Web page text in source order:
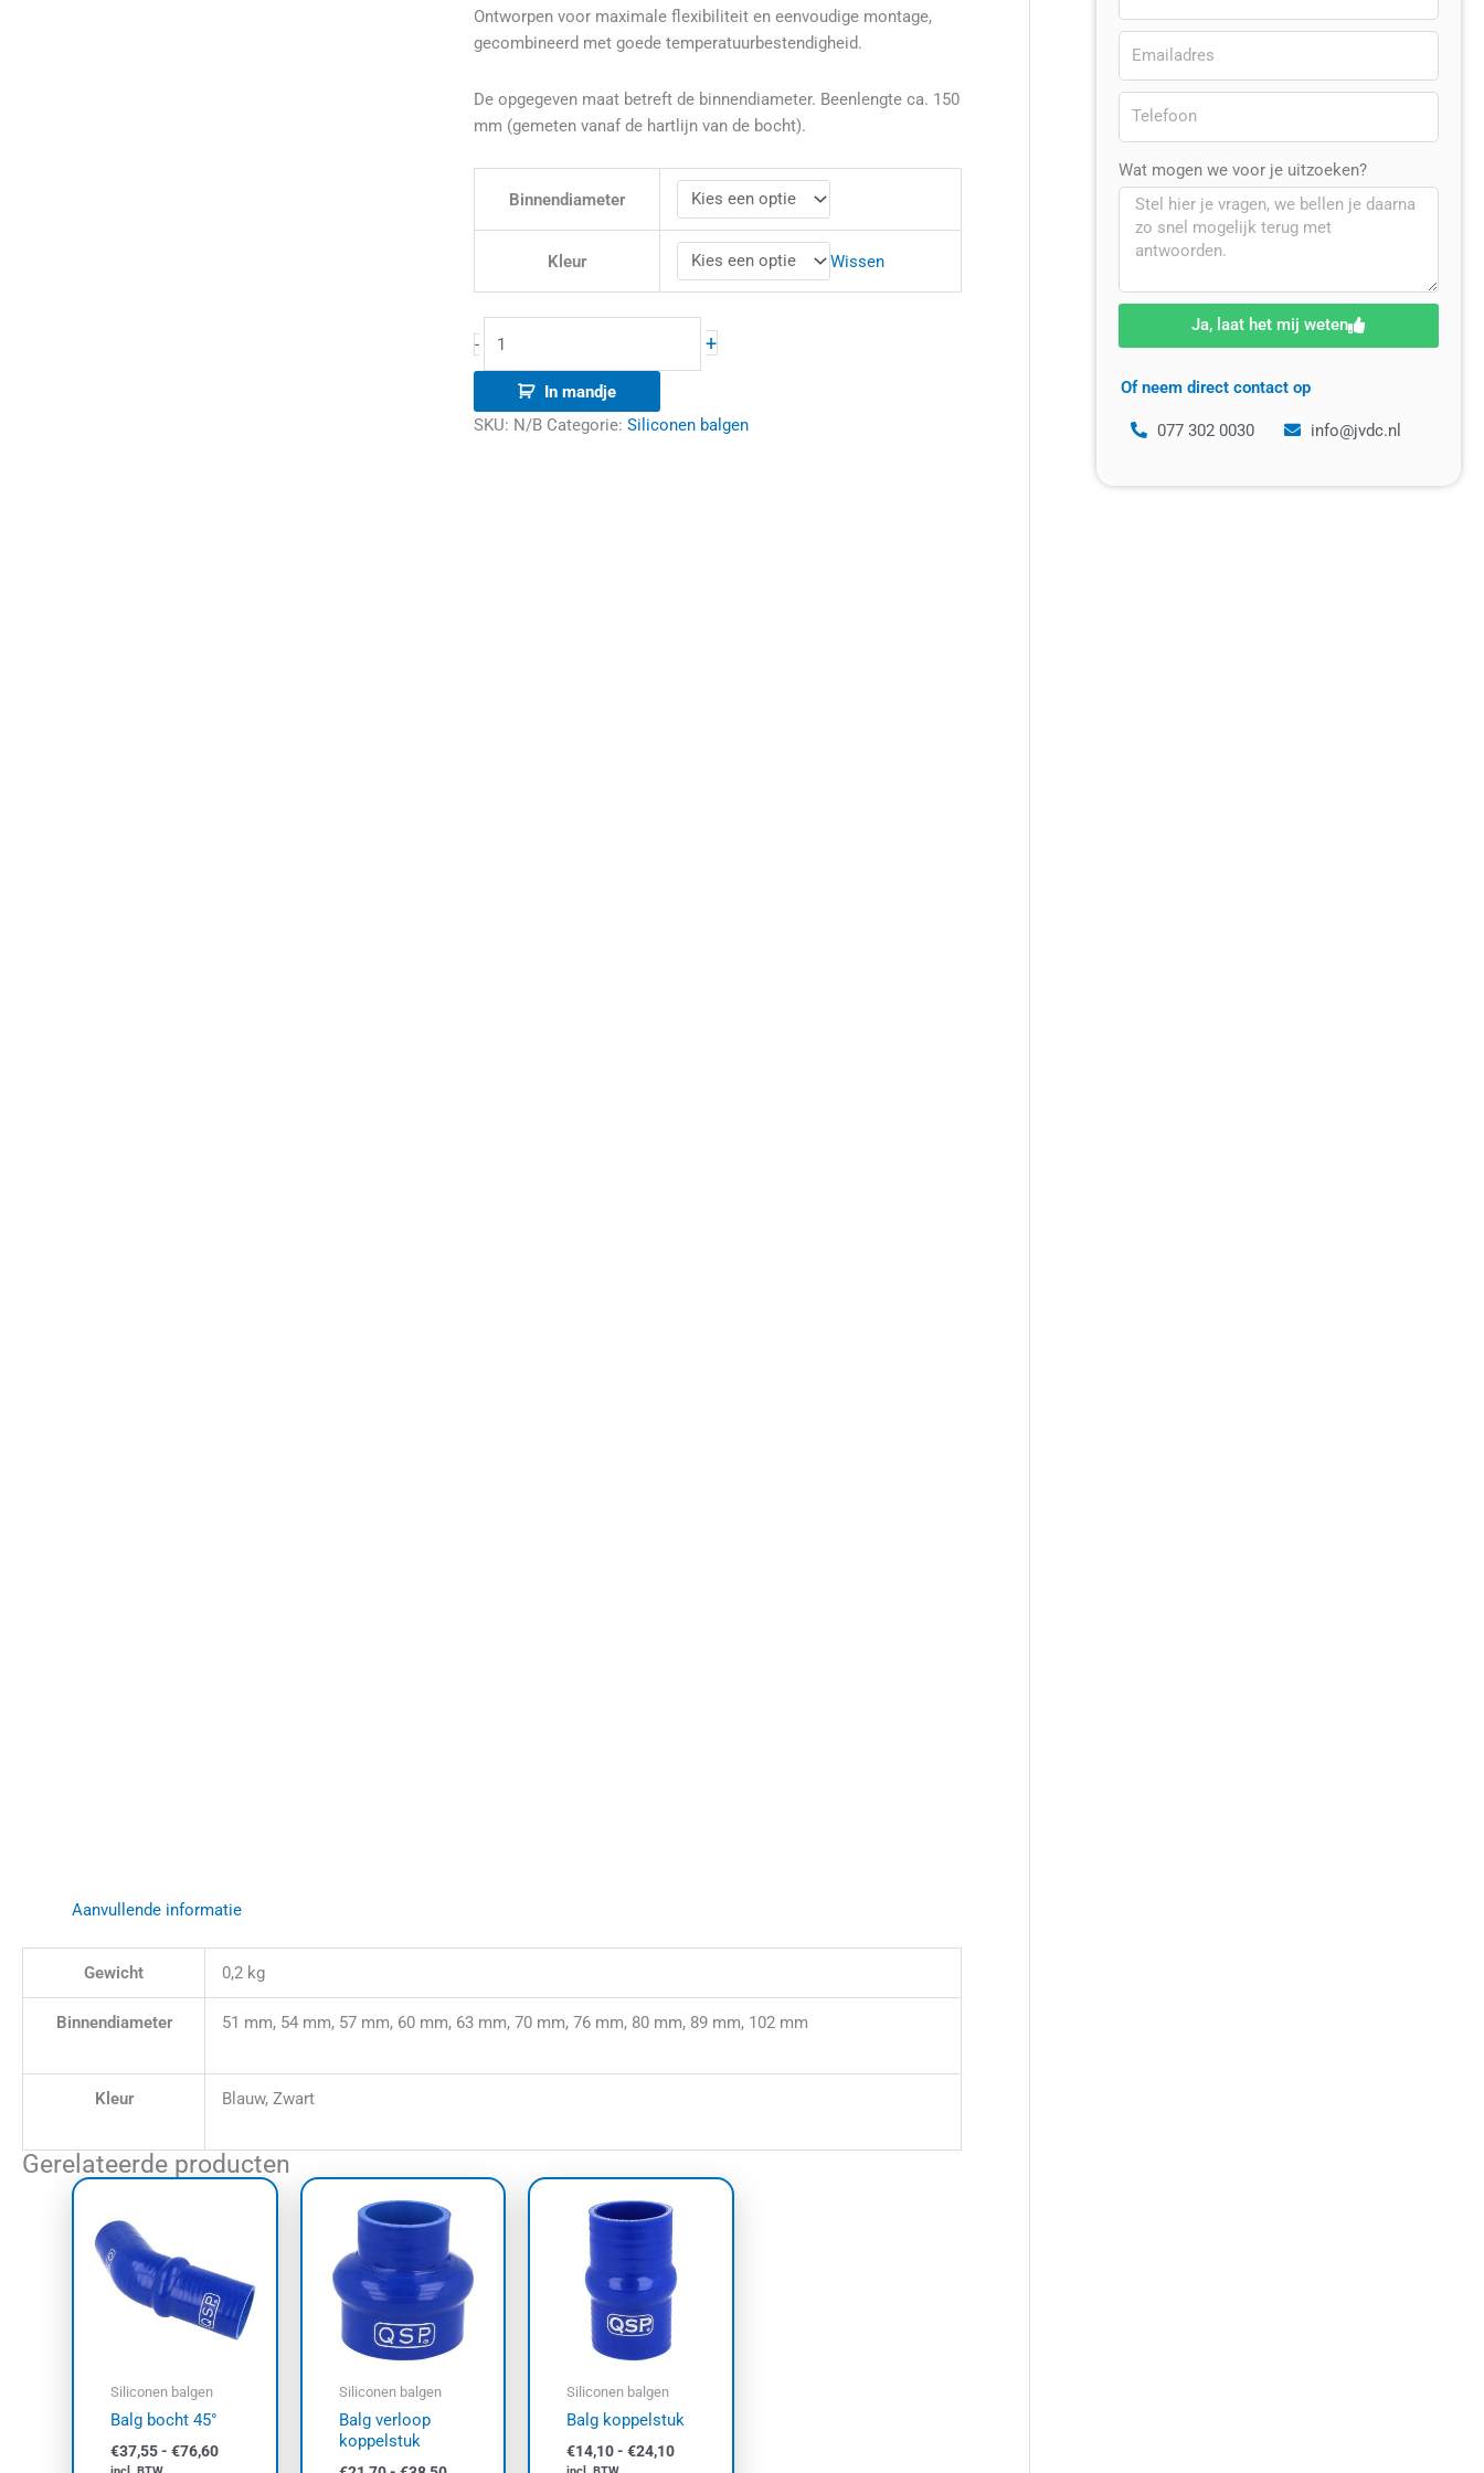
Ontworpen voor maximale flexibiliteit en eenvoudige montage,
gecombineerd met goede temperatuurbestendigheid.
De opgegeven maat betreft de binnendiameter. Beenlengte ca. 150
mm (gemeten vanaf de hartlijn van de bocht).
Binnendiameter
Kleur Wissen
- +
In mandje
SKU: N/B Categorie: Siliconen balgen
Aanvullende informatie
Gewicht 0,2 kg
Binnendiameter 51 mm, 54 mm, 57 mm, 60 mm, 63 mm, 70 mm, 76 mm, 80 mm, 89 mm, 102 mm
Kleur Blauw, Zwart
Gerelateerde producten
Siliconen balgen
Balg bocht 45°
€37,55- €76,60
Prijsklasse:
variaties.
Deze
Siliconen balgen
Balg verloop
koppelstuk
Prijsklasse:
€21,70
tot
€38,50
meerdere
variaties.
Deze
optie
Siliconen balgen
Balg koppelstuk
€14,10 - €24,10
Prijsklasse:
Wat mogen we voor je uitzoeken?
Ja, laat het mij weten
Of neem direct contact op
077 302 0030 info@jvdc.nl